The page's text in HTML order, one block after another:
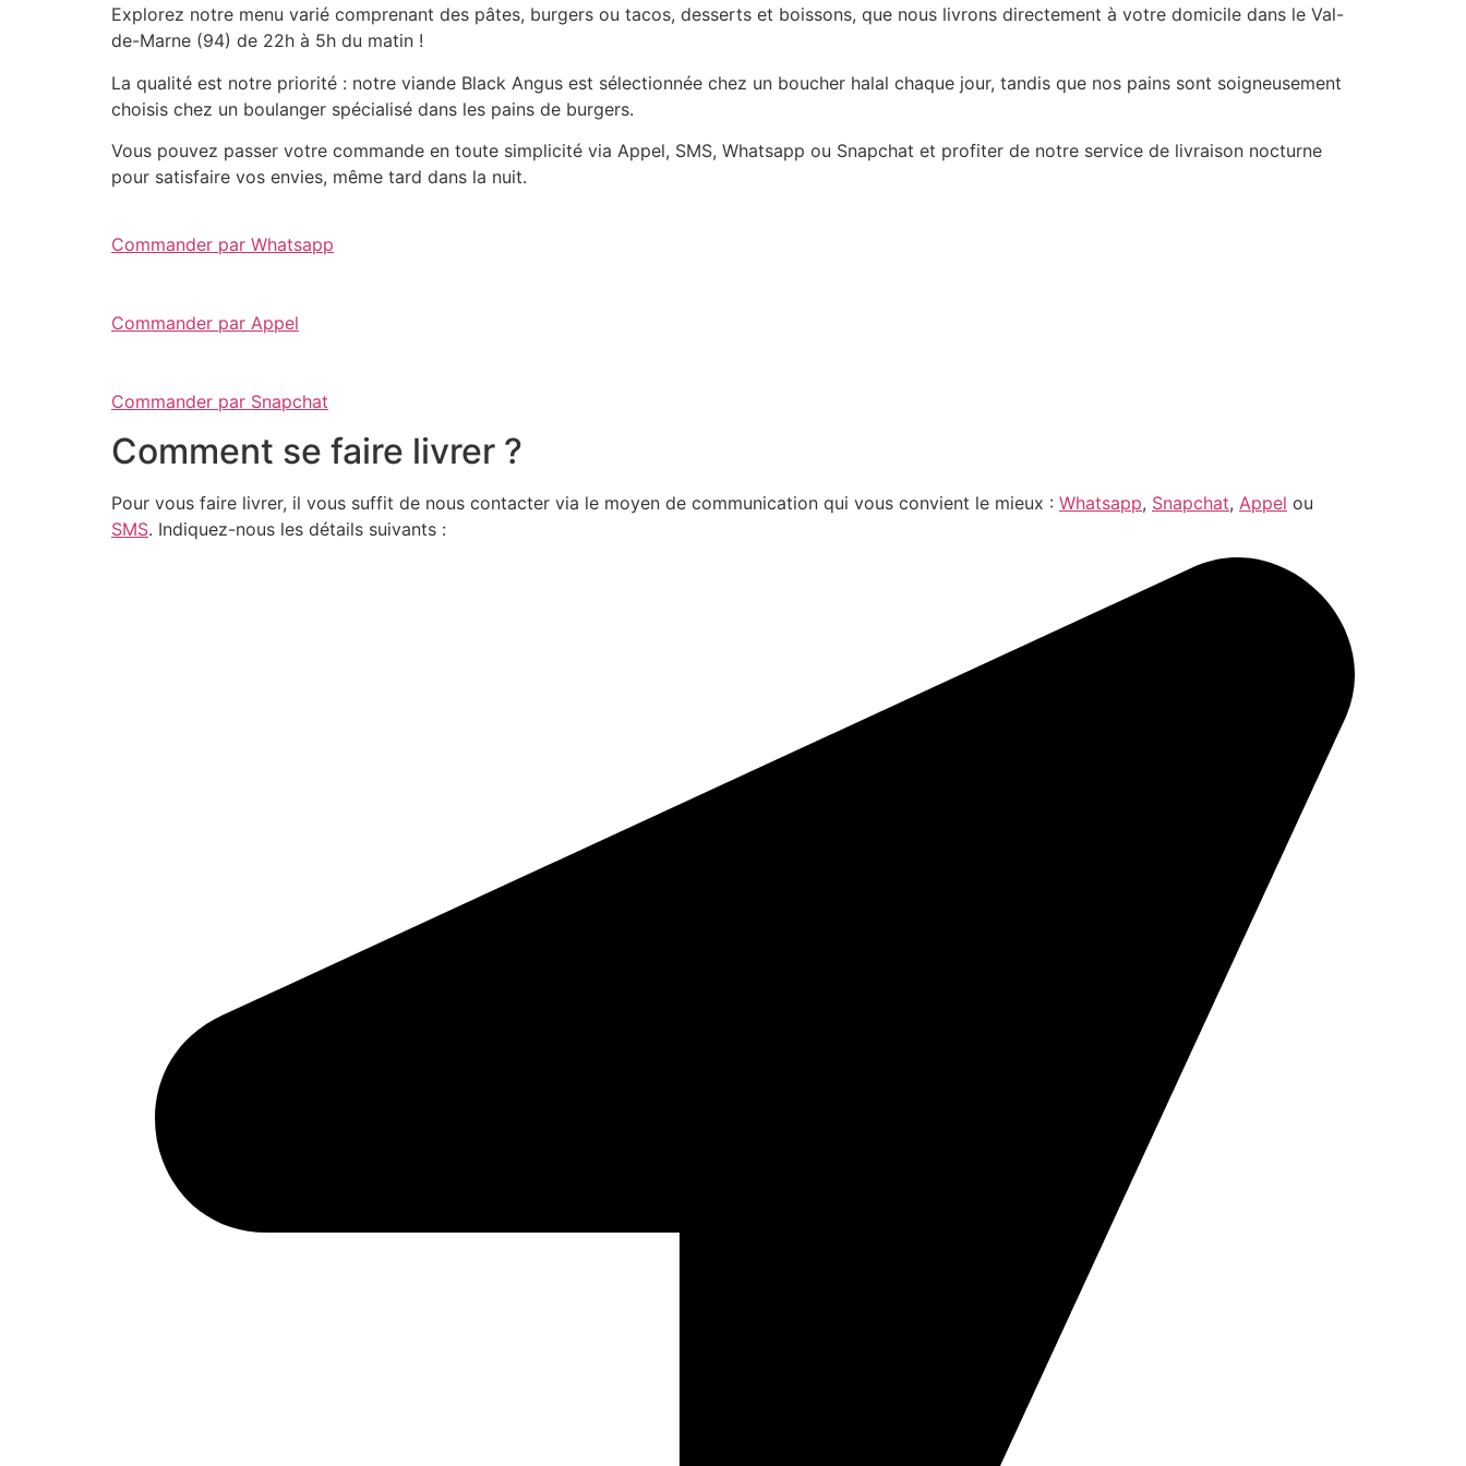
Explorez notre menu varié comprenant des pâtes, burgers ou tacos, desserts et boissons, que nous livrons directement à votre domicile dans le Val-
de-Marne (94) de 22h à 5h du matin !
La qualité est notre priorité : notre viande Black Angus est sélectionnée chez un boucher halal chaque jour, tandis que nos pains sont soigneusement
choisis chez un boulanger spécialisé dans les pains de burgers.
Vous pouvez passer votre commande en toute simplicité via Appel, SMS, Whatsapp ou Snapchat et profiter de notre service de livraison nocturne
pour satisfaire vos envies, même tard dans la nuit.
Commander par Whatsapp
Commander par Appel
Commander par Snapchat
Comment se faire livrer ?
Pour vous faire livrer, il vous suffit de nous contacter via le moyen de communication qui vous convient le mieux : Whatsapp, Snapchat, Appel ou
SMS. Indiquez-nous les détails suivants :